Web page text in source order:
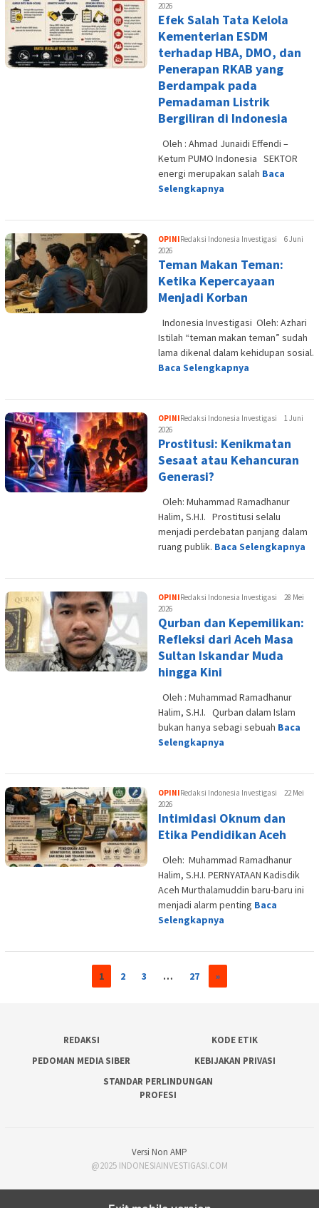
2026
Efek Salah Tata Kelola
Kementerian ESDM
terhadap HBA, DMO, dan
Penerapan RKAB yang
Berdampak pada
Pemadaman Listrik
Bergiliran di Indonesia
Oleh : Ahmad Junaidi Effendi –
Ketum PUMO Indonesia SEKTOR
energi merupakan salah Baca
Selengkapnya
OPINIRedaksi Indonesia Investigasi
6 Juni
2026
Teman Makan Teman:
Ketika Kepercayaan
Menjadi Korban
Indonesia Investigasi Oleh: Azhari
Istilah “teman makan teman” sudah
lama dikenal dalam kehidupan sosial.
Baca Selengkapnya
OPINIRedaksi Indonesia Investigasi
1 Juni
2026
Prostitusi: Kenikmatan
Sesaat atau Kehancuran
Generasi?
Oleh: Muhammad Ramadhanur
Halim, S.H.I. Prostitusi selalu
menjadi perdebatan panjang dalam
ruang publik. Baca Selengkapnya
OPINIRedaksi Indonesia Investigasi
28 Mei
2026
Qurban dan Kepemilikan:
Refleksi dari Aceh Masa
Sultan Iskandar Muda
hingga Kini
Oleh : Muhammad Ramadhanur
Halim, S.H.I. Qurban dalam Islam
bukan hanya sebagi sebuah Baca
Selengkapnya
OPINIRedaksi Indonesia Investigasi
22 Mei
2026
Intimidasi Oknum dan
Etika Pendidikan Aceh
Oleh: Muhammad Ramadhanur
Halim, S.H.I. PERNYATAAN Kadisdik
Aceh Murthalamuddin baru-baru ini
menjadi alarm penting Baca
Selengkapnya
1 2 3 … 27 »
REDAKSI
KODE ETIK
PEDOMAN MEDIA SIBER
KEBIJAKAN PRIVASI
STANDAR PERLINDUNGAN
PROFESI
Versi Non AMP
@2025 INDONESIAINVESTIGASI.COM